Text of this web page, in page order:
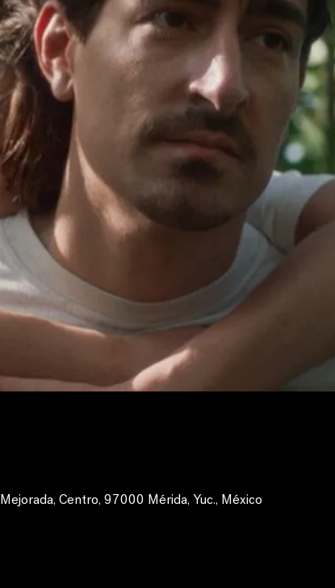
Centro, 97000 Mérida, Yuc., México